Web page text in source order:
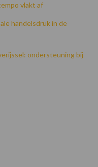
vlakt af
handelsdruk in de
ondersteuning bij